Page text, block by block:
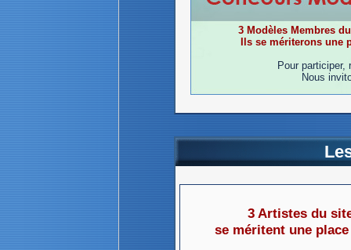
3 Modèles Membres
Ils se mériterons une
Pour participer,
Nous
3 Artistes du
se méritent une